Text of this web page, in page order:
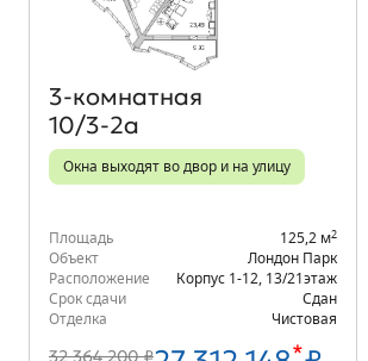
3‑комнатная
10/3-2а
Окна выходят во двор и на улицу
Площадь 125,2 м2
Объект
Лондон Парк
Расположение
Корпус 1-12 13/21 этаж
Срок сдачи
Сдан
Отделка
Чистовая
32 364 200 ₽ *